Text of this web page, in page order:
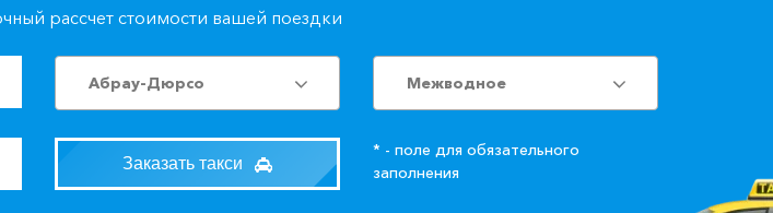
рассчет стоимости вашей поездки
Абрау-Дюрсо Межводное
Заказать такси
* - поле для обязательного
заполнения